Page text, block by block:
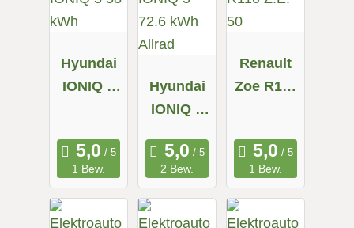
Hyundai
IONIQ 5
1 Bew.
Hyundai
IONIQ 5
Allrad
2 Bew.
Renault
Zoe R110
1 Bew.